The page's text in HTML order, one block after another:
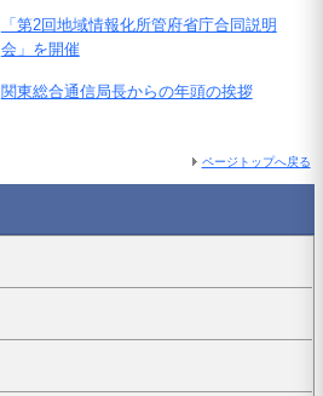
「第2回地域情報化所管府省庁合同説明
会」を開催
関東総合通信局長からの年頭の挨拶
ページトップへ戻る